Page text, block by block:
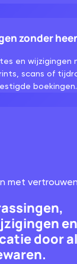
zonder
en wijzigingen
scans of
boekingen.
met vertrouwen
en
door